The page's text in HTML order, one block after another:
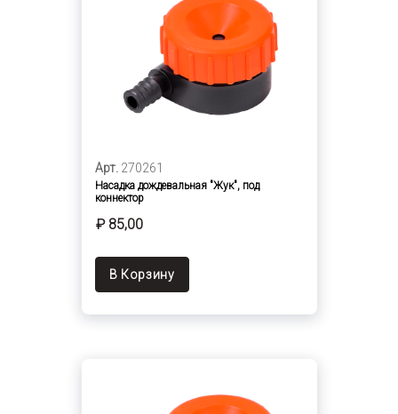
Арт. 270261
Насадка дождевальная "Жук", под
коннектор
₽ 85,00
В Корзину